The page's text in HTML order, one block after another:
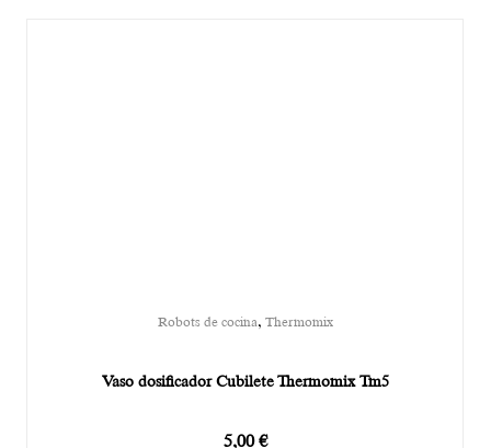
Robots de cocina, Thermomix
Vaso dosificador Cubilete Thermomix Tm5
5,00€